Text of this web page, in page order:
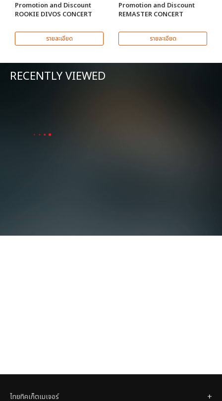
Promotion and Discount
ROOKIE DIVOS CONCERT
รายละเอียด
Promotion and Discount
REMASTER CONCERT
รายละเอียด
RECENTLY VIEWED
ไทยทิคเก็ตเมเจอร์